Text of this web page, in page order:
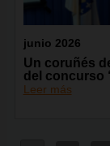
junio 2026
Un coruñés
del concurso
Leer más